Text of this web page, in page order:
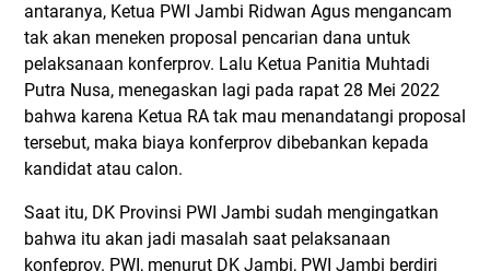
antaranya, Ketua PWI Jambi Ridwan Agus mengancam
tak akan meneken proposal pencarian dana untuk
pelaksanaan konferprov. Lalu Ketua Panitia Muhtadi
Putra Nusa, menegaskan lagi pada rapat 28 Mei 2022
bahwa karena Ketua RA tak mau menandatangi proposal
tersebut, maka biaya konferprov dibebankan kepada
kandidat atau calon.
Saat itu, DK Provinsi PWI Jambi sudah mengingatkan
bahwa itu akan jadi masalah saat pelaksanaan
konfeprov. PWI, menurut DK Jambi, PWI Jambi berdiri